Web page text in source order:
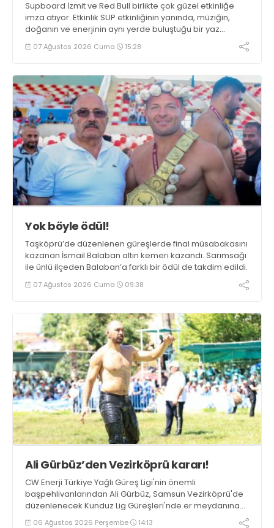
Supboard İzmit ve Red Bull birlikte çok güzel etkinliğe
imza atıyor. Etkinlik SUP etkinliğinin yanında, müziğin,
doğanın ve enerjinin aynı yerde buluştuğu bir yaz
deneyimini de buluşturuyor.
07 Ağustos 2026 Cuma 15:28
Yok böyle ödül!
Taşköprü’de düzenlenen güreşlerde final müsabakasını
kazanan İsmail Balaban altın kemeri kazandı. Sarımsağı
ile ünlü ilçeden Balaban’a farklı bir ödül de takdim edildi.
07 Ağustos 2026 Cuma 09:38
Ali Gürbüz’den Vezirköprü kararı!
CW Enerji Türkiye Yağlı Güreş Ligi'nin önemli
başpehlivanlarından Ali Gürbüz, Samsun Vezirköprü'de
düzenlenecek Kunduz Lig Güreşleri'nde er meydanına
çıkmayacak.
06 Ağustos 2026 Perşembe 14:13